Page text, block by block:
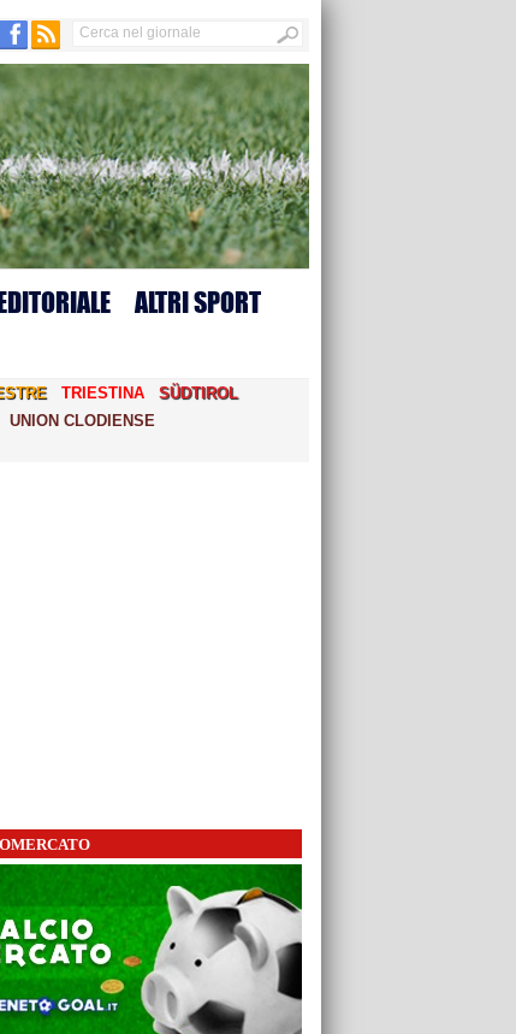
ALTRI SPORT
TRIESTINA
SÜDTIROL
UNION CLODIENSE